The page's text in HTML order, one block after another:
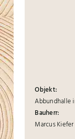
Objekt:
Abbundhalle
Bauherr:
Marcus Kiefer